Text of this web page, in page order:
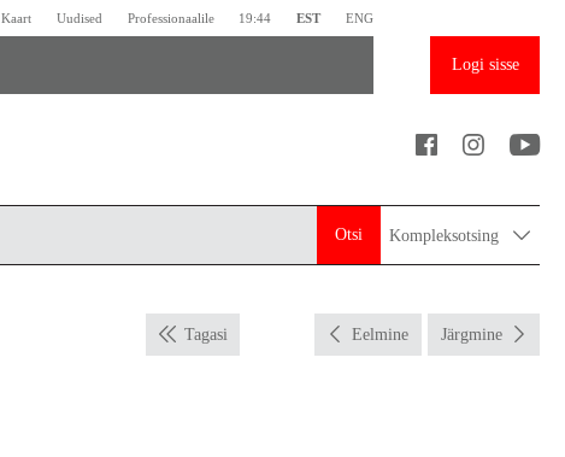
Kaart Uudised Professionaalile 19:44 EST ENG
Logi sisse
Otsi Kompleksotsing
Tagasi Eelmine Järgmine